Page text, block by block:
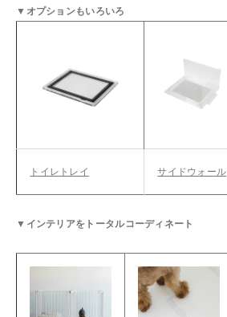
▼オプションもいろいろ
トイレトレイ サイドウォール
▼インテリアをトータルコーディネート